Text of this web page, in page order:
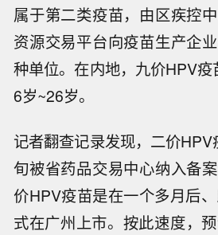
属于第二类疫苗，由区疾控
资源交易平台向疫苗生产企
种单位。在内地，九价HPV疫
6岁~26岁。
记者翻查记录发现，二价
旬被省药品交易中心纳入备
价HPV疫苗是在一个多月后
式在广州上市。按此速度，